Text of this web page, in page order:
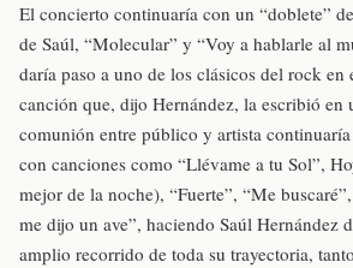
El concierto continuaría con un “doblete”
de Saúl, “Molecular” y “Voy a hablarle al
daría paso a uno de los clásicos del rock en
canción que, dijo Hernández, la escribió en
comunión entre público y artista
con canciones como “Llévame a tu Sol”,
mejor de la noche), “Fuerte”, “Me
me dijo un ave”, haciendo Saúl Hernández
amplio recorrido de toda su trayectoria,